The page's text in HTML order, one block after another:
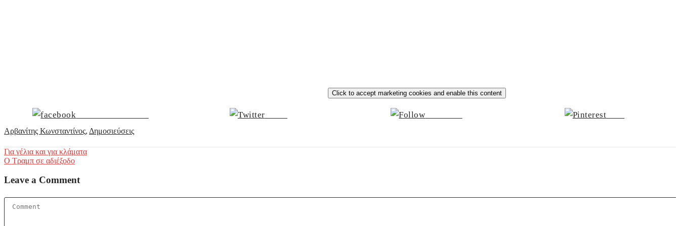
Click to accept marketing cookies and enable this content
Αρβανίτης Κωνσταντίνος, Δημοσιεύσεις
Post
navigation
Για γέλια και για κλάματα
Ο Τραμπ σε αδιέξοδο
Leave a Comment